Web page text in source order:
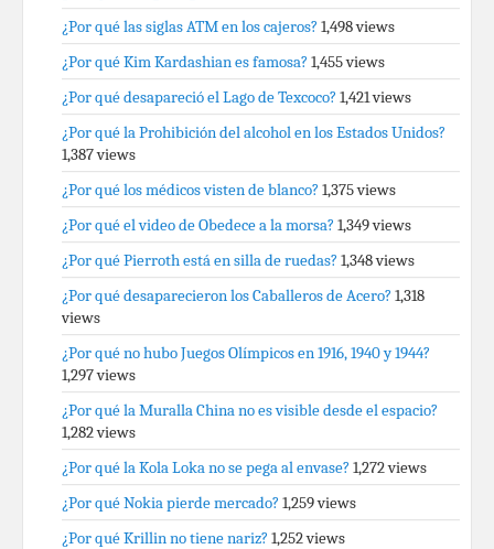
¿Por qué las siglas ATM en los cajeros? 1,498 views
¿Por qué Kim Kardashian es famosa? 1,455 views
¿Por qué desapareció el Lago de Texcoco? 1,421 views
¿Por qué la Prohibición del alcohol en los Estados Unidos?
1,387 views
¿Por qué los médicos visten de blanco? 1,375 views
¿Por qué el video de Obedece a la morsa? 1,349 views
¿Por qué Pierroth está en silla de ruedas? 1,348 views
¿Por qué desaparecieron los Caballeros de Acero? 1,318
views
¿Por qué no hubo Juegos Olímpicos en 1916, 1940 y 1944?
1,297 views
¿Por qué la Muralla China no es visible desde el espacio?
1,282 views
¿Por qué la Kola Loka no se pega al envase? 1,272 views
¿Por qué Nokia pierde mercado? 1,259 views
¿Por qué Krillin no tiene nariz? 1,252 views